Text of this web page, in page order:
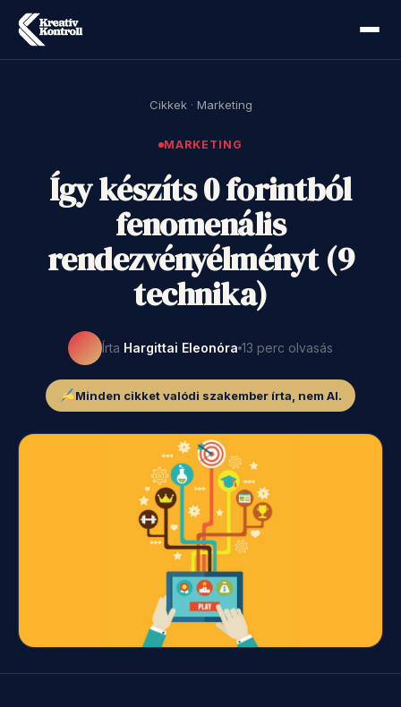
Cikkek · Marketing
MARKETING
Így készíts 0 forintból
fenomenális
rendezvényélményt (9
technika)
Írta Hargittai Eleonóra 13 perc olvasás
Minden cikket valódi szakember írta, nem AI.